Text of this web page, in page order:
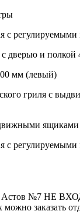
с
дверью и
мм (левый)
гриля с
с
Астов №7 НЕ
заказать